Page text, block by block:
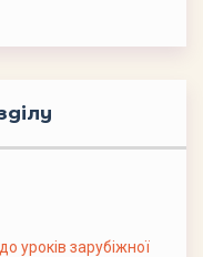
уроків зарубіжної